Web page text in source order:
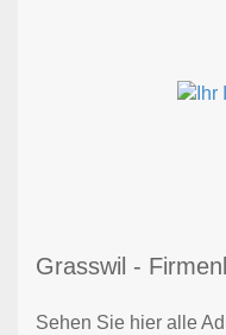
Grasswil -
Sehen Sie hier alle